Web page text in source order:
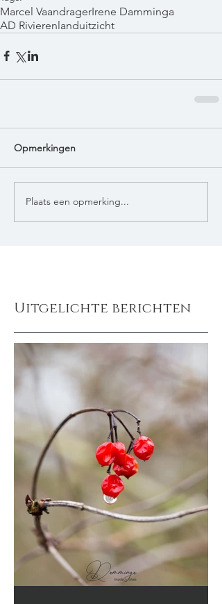
Marcel VaandragerIrene Damminga
AD Rivierenlanduitzicht
Opmerkingen
Plaats een opmerking...
Uitgelichte berichten